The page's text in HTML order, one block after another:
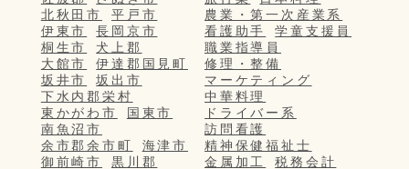
北秋田市
平戸市
伊東市
長岡京市
桐生市
犬上郡
大館市
伊達郡国見町
坂井市
坂出市
下水内郡栄村
東かがわ市
国東市
南魚沼市
余市郡余市町
海津市
御前崎市
黒川郡
農業・第一次産業系
看護助手
学童支援員
職業指導員
修理・整備
マーケティング
中華料理
ドライバー系
訪問看護
精神保健福祉士
金属加工
税務会計